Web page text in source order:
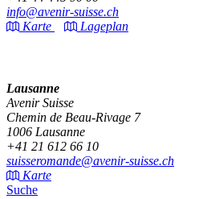
info@avenir-suisse.ch
Karte
Lageplan
Lausanne
Avenir Suisse
Chemin de Beau-Rivage 7
1006 Lausanne
+41 21 612 66 10
suisseromande@avenir-suisse.ch
Karte
Suche